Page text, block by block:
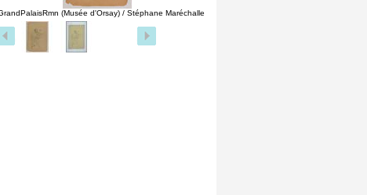
(Musée d'Orsay) / Stéphane Maréchalle